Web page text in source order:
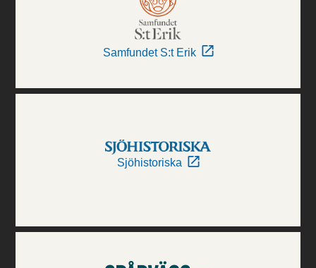
Samfundet S:t Erik
Sjöhistoriska